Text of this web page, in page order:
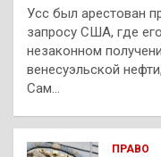
Усс был арестован
запросу США, где
незаконном
венесуэльской
Сам…
ПРАВО